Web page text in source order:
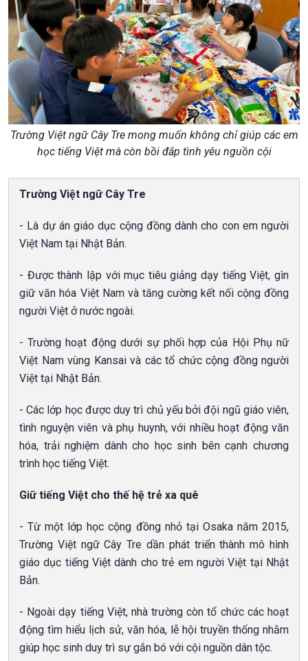
Trường Việt ngữ Cây Tre mong muốn không chỉ giúp các em
học tiếng Việt mà còn bồi đắp tình yêu nguồn cội
Trường Việt ngữ Cây Tre
- Là dự án giáo dục cộng đồng dành cho con em người
Việt Nam tại Nhật Bản.
- Được thành lập với mục tiêu giảng dạy tiếng Việt, gìn
giữ văn hóa Việt Nam và tăng cường kết nối cộng đồng
người Việt ở nước ngoài.
- Trường hoạt động dưới sự phối hợp của Hội Phụ nữ
Việt Nam vùng Kansai và các tổ chức cộng đồng người
Việt tại Nhật Bản.
- Các lớp học được duy trì chủ yếu bởi đội ngũ giáo viên,
tình nguyện viên và phụ huynh, với nhiều hoạt động văn
hóa, trải nghiệm dành cho học sinh bên cạnh chương
trình học tiếng Việt.
Giữ tiếng Việt cho thế hệ trẻ xa quê
- Từ một lớp học cộng đồng nhỏ tại Osaka năm 2015,
Trường Việt ngữ Cây Tre dần phát triển thành mô hình
giáo dục tiếng Việt dành cho trẻ em người Việt tại Nhật
Bản.
- Ngoài dạy tiếng Việt, nhà trường còn tổ chức các hoạt
động tìm hiểu lịch sử, văn hóa, lễ hội truyền thống nhằm
giúp học sinh duy trì sự gắn bó với cội nguồn dân tộc.